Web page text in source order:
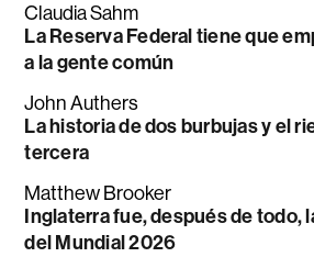
Claudia Sahm
La Reserva Federal tiene que
a la gente común
John Authers
La historia de dos burbujas y el
tercera
Matthew Brooker
Inglaterra fue, después de todo,
del Mundial 2026